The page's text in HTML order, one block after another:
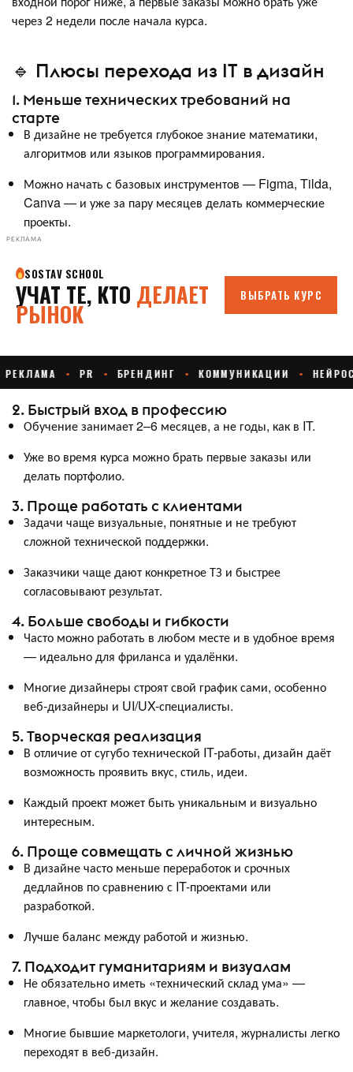
через 2 недели после начала курса.
🔹 Плюсы перехода из IT в дизайн
1. Меньше технических требований на
старте
В дизайне не требуется глубокое знание математики,
алгоритмов или языков программирования.
Можно начать с базовых инструментов — Figma, Tilda,
Canva — и уже за пару месяцев делать коммерческие
проекты.
РЕКЛАМА
2. Быстрый вход в профессию
Обучение занимает 2–6 месяцев, а не годы, как в IT.
Уже во время курса можно брать первые заказы или
делать портфолио.
3. Проще работать с клиентами
Задачи чаще визуальные, понятные и не требуют
сложной технической поддержки.
Заказчики чаще дают конкретное ТЗ и быстрее
согласовывают результат.
4. Больше свободы и гибкости
Часто можно работать в любом месте и в удобное время
— идеально для фриланса и удалёнки.
Многие дизайнеры строят свой график сами, особенно
веб-дизайнеры и UI/UX-специалисты.
5. Творческая реализация
В отличие от сугубо технической IT-работы, дизайн даёт
возможность проявить вкус, стиль, идеи.
Каждый проект может быть уникальным и визуально
интересным.
6. Проще совмещать с личной жизнью
В дизайне часто меньше переработок и срочных
дедлайнов по сравнению с IT-проектами или
разработкой.
Лучше баланс между работой и жизнью.
7. Подходит гуманитариям и визуалам
Не обязательно иметь «технический склад ума» —
главное, чтобы был вкус и желание создавать.
Многие бывшие маркетологи, учителя, журналисты легко
переходят в веб-дизайн.